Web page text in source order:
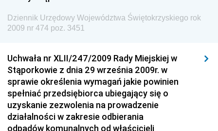
Dziennik Urzędowy Ministra Energii
Dziennik Urzędowy Ministra Finansów
Dziennik Urzędowy Ministra Rozwoju i Finansów
Dziennik Urzędowy Wyższego Urzędu Górniczego
Dziennik Urzędowy Prezesa Urzędu Transportu
Kolejowego
Dziennik Urzędowy Ministra Przedsiębiorczości i
Dziennik Urzędowy Województwa Świętokrzyskiego rok
2009 nr 474 poz. 3451
Uchwała nr XLII/247/2009 Rady Miejskiej w
Stąporkowie z dnia 29 września 2009r. w
sprawie określenia wymagań jakie powinien
spełniać przedsiębiorca ubiegający się o
uzyskanie zezwolenia na prowadzenie
działalności w zakresie odbierania
odpadów komunalnych od właścicieli